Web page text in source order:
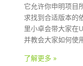
它允许你申明项目
求找到合适版本的
里小卓会带大家在
并教会大家如何使
了解更多 »